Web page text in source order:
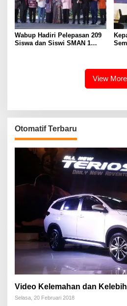
Wabup Hadiri Pelepasan 209
Siswa dan Siswi SMAN 1
View More
Otomatif Terbaru
Video Kelemahan dan
Selasa, 20 Februari 2018